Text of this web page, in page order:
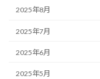
2025年8月
2025年7月
2025年6月
2025年5月